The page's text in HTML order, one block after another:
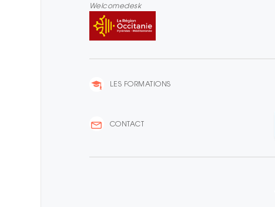
Welcomedesk
LES FORMATIONS
CONTACT